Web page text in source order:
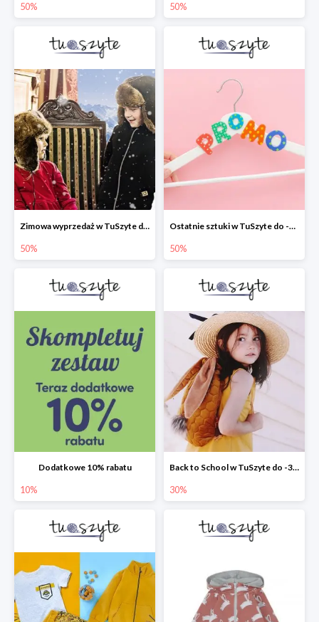
50% 50%
Zimowa wyprzedaż w TuSzyte do -50% wciąż trwa
50%
Ostatnie sztuki w TuSzyte do -50%
50%
Dodatkowe 10% rabatu
10%
Back to School w TuSzyte do -30%
30%